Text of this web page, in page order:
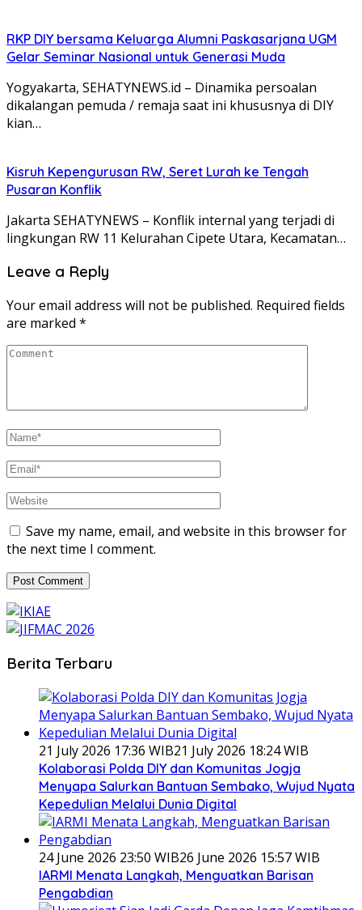
RKP DIY bersama Keluarga Alumni Paskasarjana UGM
Gelar Seminar Nasional untuk Generasi Muda
Yogyakarta, SEHATYNEWS.id – Dinamika persoalan
dikalangan pemuda / remaja saat ini khususnya di DIY
kian…
Kisruh Kepengurusan RW, Seret Lurah ke Tengah
Pusaran Konflik
Jakarta SEHATYNEWS – Konflik internal yang terjadi di
lingkungan RW 11 Kelurahan Cipete Utara, Kecamatan…
Leave a Reply
Your email address will not be published. Required fields
are marked *
Save my name, email, and website in this browser for
the next time I comment.
Berita Terbaru
21 July 2026 17:36 WIB21 July 2026 18:24 WIB
Kolaborasi Polda DIY dan Komunitas Jogja
Menyapa Salurkan Bantuan Sembako, Wujud Nyata
Kepedulian Melalui Dunia Digital
24 June 2026 23:50 WIB26 June 2026 15:57 WIB
IARMI Menata Langkah, Menguatkan Barisan
Pengabdian